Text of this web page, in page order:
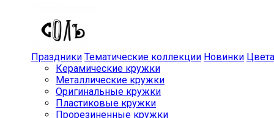
Праздники Тематические коллекции Новинки Цвета
Керамические кружки
Металлические кружки
Оригинальные кружки
Пластиковые кружки
Прорезиненные кружки